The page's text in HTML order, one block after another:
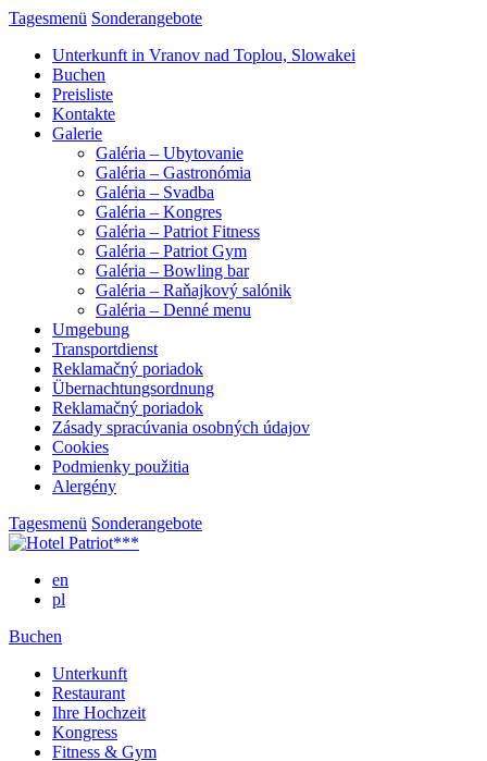
Tagesmenü Sonderangebote
Unterkunft in Vranov nad Toplou, Slowakei
Buchen
Preisliste
Kontakte
Galerie
Galéria – Ubytovanie
Galéria – Gastronómia
Galéria – Svadba
Galéria – Kongres
Galéria – Patriot Fitness
Galéria – Patriot Gym
Galéria – Bowling bar
Galéria – Raňajkový salónik
Galéria – Denné menu
Umgebung
Transportdienst
Reklamačný poriadok
Übernachtungsordnung
Reklamačný poriadok
Zásady spracúvania osobných údajov
Cookies
Podmienky použitia
Alergény
Tagesmenü Sonderangebote
en
pl
Buchen
Unterkunft
Restaurant
Ihre Hochzeit
Kongress
Fitness & Gym